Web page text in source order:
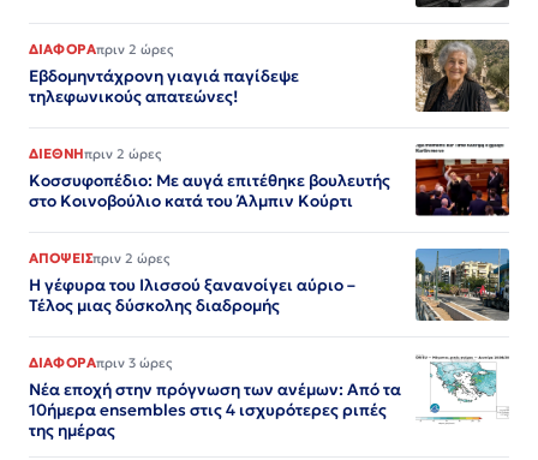
ΔΙΑΦΟΡΑπριν 2 ώρες
Εβδομηντάχρονη γιαγιά παγίδεψε
τηλεφωνικούς απατεώνες!
ΔΙΕΘΝΗπριν 2 ώρες
Κοσσυφοπέδιο: Με αυγά επιτέθηκε βουλευτής
στο Κοινοβούλιο κατά του Άλμπιν Κούρτι
ΑΠΟΨΕΙΣπριν 2 ώρες
Η γέφυρα του Ιλισσού ξανανοίγει αύριο –
Τέλος μιας δύσκολης διαδρομής
ΔΙΑΦΟΡΑπριν 3 ώρες
Νέα εποχή στην πρόγνωση των ανέμων: Από τα
10ήμερα ensembles στις 4 ισχυρότερες ριπές
της ημέρας